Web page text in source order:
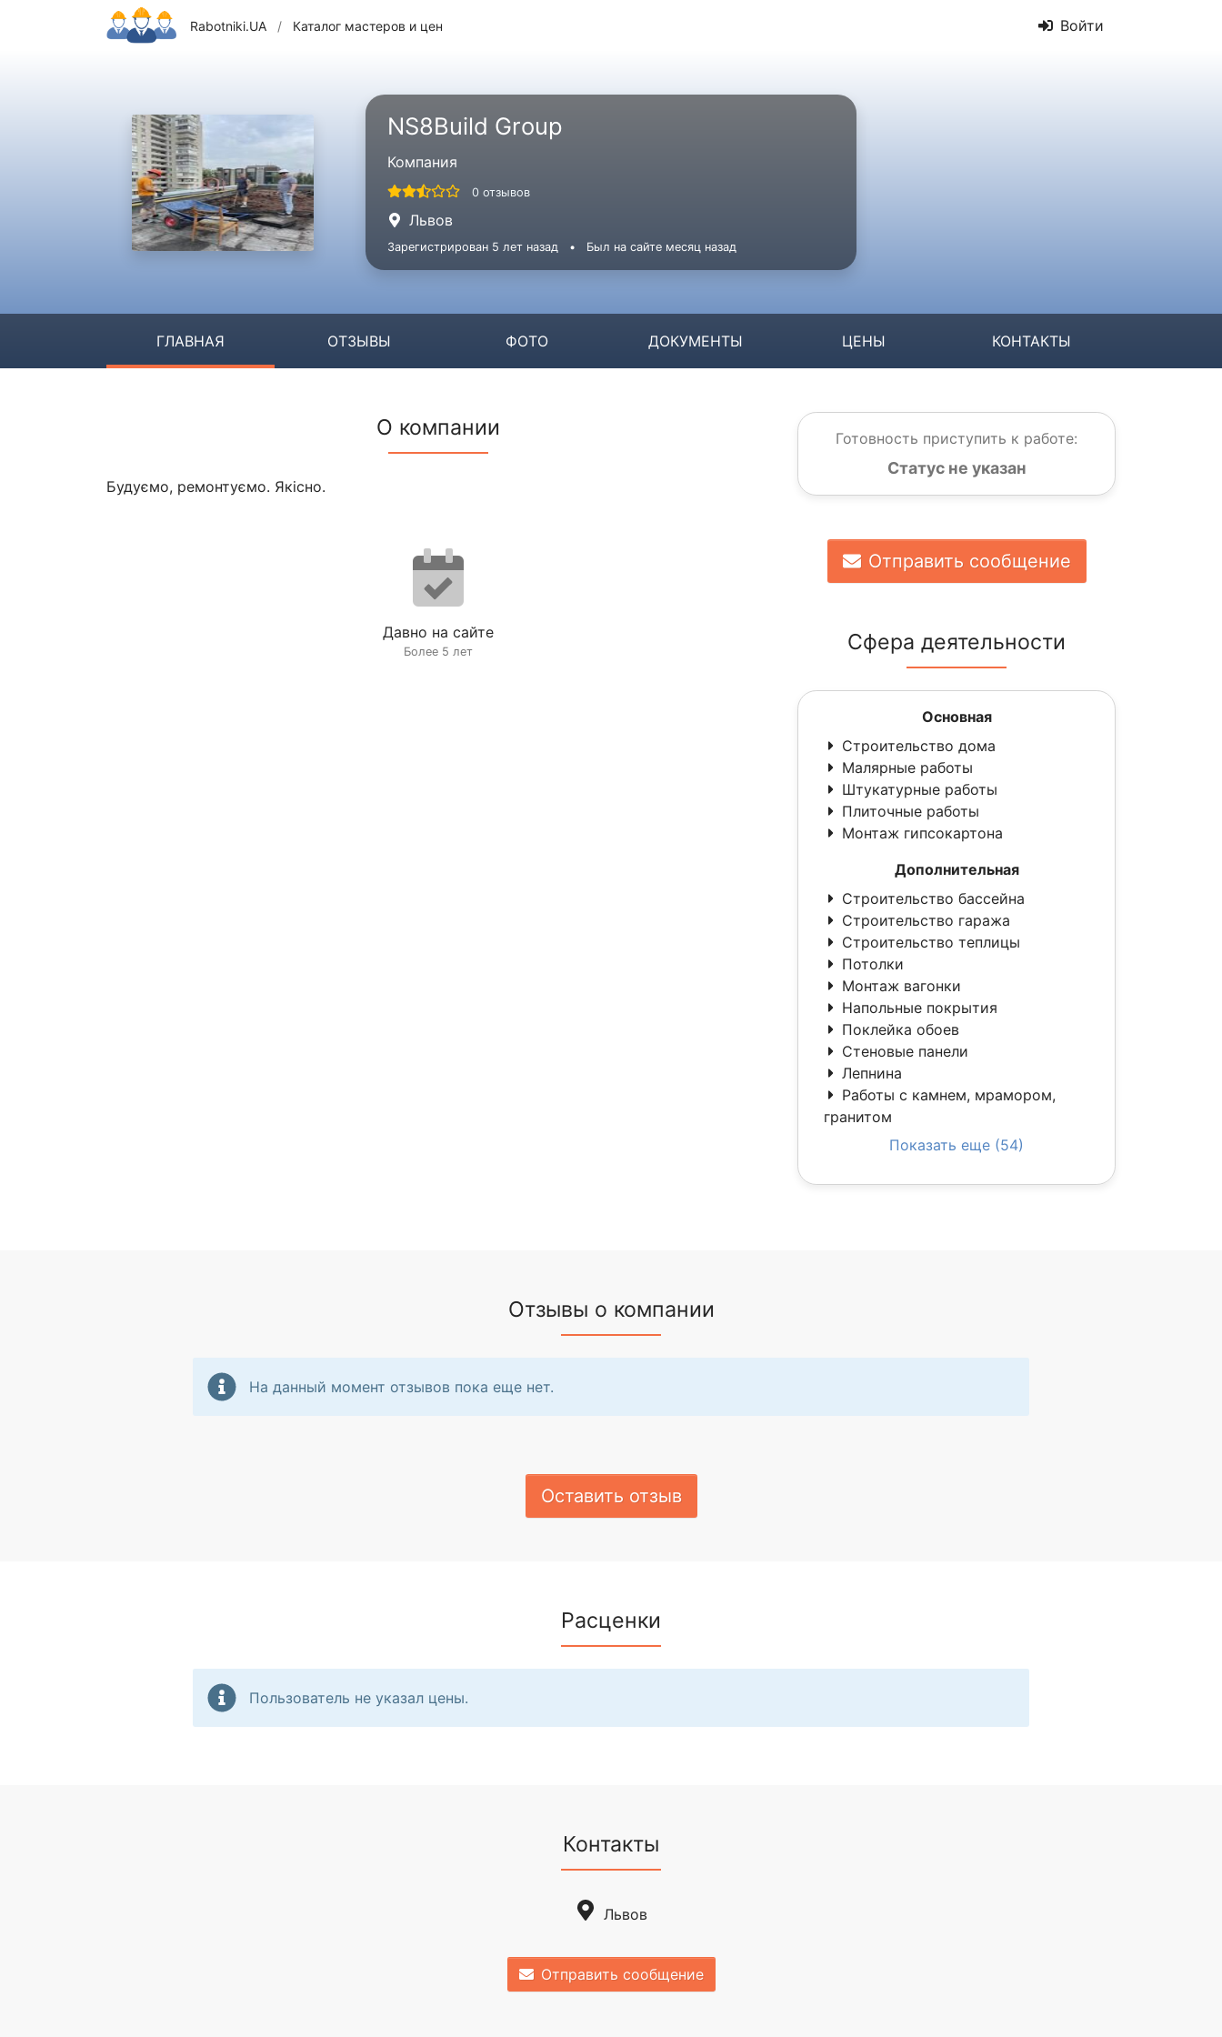
Rabotniki.UA / Каталог мастеров и цен Войти
NS8Build Group
Компания
0 отзывов
Львов
Зарегистрирован 5 лет назад • Был на сайте месяц назад
ГЛАВНАЯ ОТЗЫВЫ ФОТО ДОКУМЕНТЫ ЦЕНЫ КОНТАКТЫ
О компании
Будуємо, ремонтуємо. Якісно.
Давно на сайте
Более 5 лет
Готовность приступить к работе:
Статус не указан
Отправить сообщение
Сфера деятельности
Основная
Строительство дома
Малярные работы
Штукатурные работы
Плиточные работы
Монтаж гипсокартона
Дополнительная
Строительство бассейна
Строительство гаража
Строительство теплицы
Потолки
Монтаж вагонки
Напольные покрытия
Поклейка обоев
Стеновые панели
Лепнина
Работы с камнем, мрамором,
гранитом
Показать еще (54)
Отзывы о компании
На данный момент отзывов пока еще нет.
Оставить отзыв
Расценки
Пользователь не указал цены.
Контакты
Львов
Отправить сообщение